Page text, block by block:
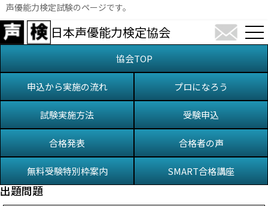
声優能力検定試験のページです。
日本声優能力検定協会
協会TOP
申込から実施の流れ プロになろう
試験実施方法 受験申込
合格発表 合格者の声
無料受験特別枠案内 SMART合格講座
出題問題